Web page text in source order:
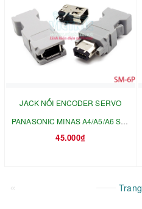
JACK NỐI ENCODER SERVO
PANASONIC MINAS A4/A5/A6 SM-
6P
45.000₫
« Trang